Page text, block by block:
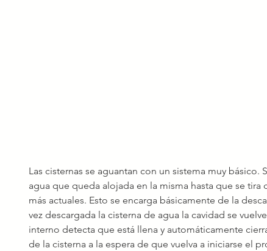
Las cisternas se aguantan con un sistema muy básico.
agua que queda alojada en la misma hasta que se
más actuales. Esto se encarga básicamente de la
vez descargada la cisterna de agua la cavidad se
interno detecta que está llena y automáticamente
de la cisterna a la espera de que vuelva a iniciarse el